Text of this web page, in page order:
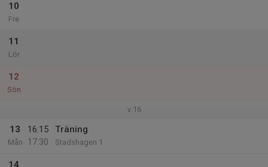
10
Fre
11
Lör
12
Sön
v.16
13
Mån
16:15
17:30
Träning
Stadshagen 1
14